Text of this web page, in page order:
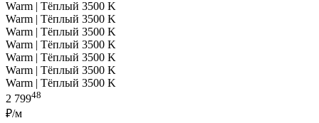
Warm | Тёплый 3500 K
Warm | Тёплый 3500 K
Warm | Тёплый 3500 K
Warm | Тёплый 3500 K
Warm | Тёплый 3500 K
Warm | Тёплый 3500 K
Warm | Тёплый 3500 K
2 79948
₽/м